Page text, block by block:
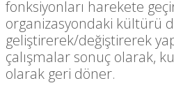
fonksiyonları harekete
organizasyondaki kültürü
geliştirerek/değiştirerek
çalışmalar sonuç olarak,
olarak geri döner.